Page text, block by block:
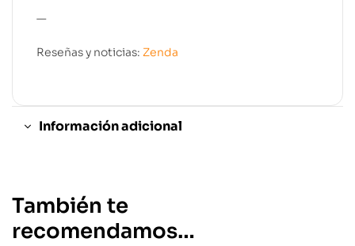
—
Reseñas y noticias: Zenda
Información adicional
También te
recomendamos…